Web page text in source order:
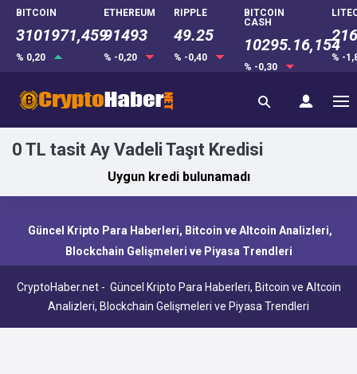
BITCOIN
3101971,459
% 0,20
ETHEREUM
91493
% -0,20
RIPPLE
49.25
% -0,40
BITCOIN
CASH
10295.16,154
% -0,30
% -
0 TL tasit Ay Vadeli Taşıt Kredisi
Uygun kredi bulunamadı
Güncel Kripto Para Haberleri, Bitcoin ve Altcoin Analizleri,
Blockchain Gelişmeleri ve Piyasa Trendleri
CryptoHaber.net - Güncel Kripto Para Haberleri, Bitcoin ve Altcoin
Analizleri, Blockchain Gelişmeleri ve Piyasa Trendleri